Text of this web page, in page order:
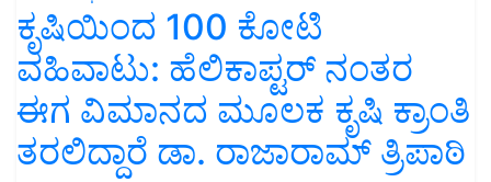
ಕೃಷಿಯಿಂದ 100 ಕೋಟಿ
ವಹಿವಾಟು: ಹೆಲಿಕಾಪ್ಟರ್ ನಂತರ
ಈಗ ವಿಮಾನದ ಮೂಲಕ ಕೃಷಿ ಕ್ರಾಂತಿ
ತರಲಿದ್ದಾರೆ ಡಾ. ರಾಜಾರಾಮ್ ತ್ರಿಪಾಠಿ